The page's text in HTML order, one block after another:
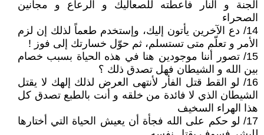
الجنة و النار فأعطته للصعاليك و الرعاع و مجانين
الصحراء
14/ دع الآخرين يأتون إليك، وإستخدم طعماً لذلك إن لزم
الأمر و تعلّم متى تستسلم، ثم حوّل خسارتك إلى فوز !
15/ تصور أننا موجودين هنا في هذه الحياة بسبب خصام
بين الله و الشيطان فهل تصدق ذلك ؟
16/ لو القط قتل الفأر لأنتهى العرض لذلك إلهك لا يقتل
الشيطان الذي لا فائدة من خلقه و أنت بالطبع تصدق كل
هذا الهراء السخيف
17/ لو حكم على الله فجأة أن يعيش الحياة التي أختارها